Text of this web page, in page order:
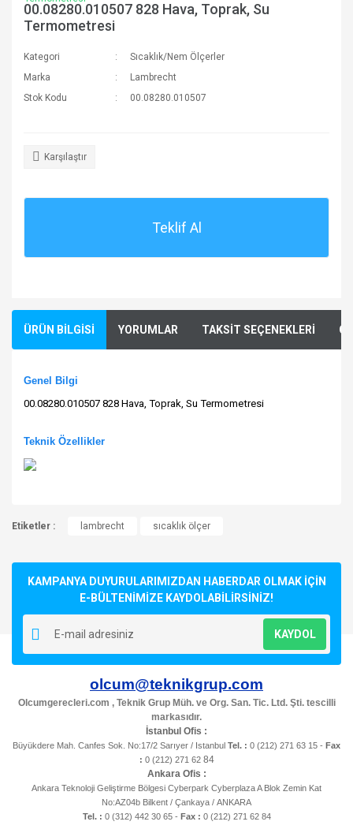
00.08280.010507 828 Hava, Toprak, Su
Termometresi
Kategori
Sıcaklık/Nem Ölçerler
Marka
Lambrecht
Stok Kodu
00.08280.010507
Karşılaştır
Teklif Al
ÜRÜN BİLGİSİ YORUMLAR TAKSİT SEÇENEKLERİ
Genel Bilgi
00.08280.010507 828 Hava, Toprak, Su Termometresi
Teknik Özellikler
Bu ürüne ilk yorumu siz yapın!
Yorum Yaz
konularda yetersiz gördüğünüz noktaları öneri formunu
Ürün resmi kalitesiz, bozuk veya görüntülenemiyor.
Ürün bilgilerinde hatalar bulunuyor.
Ürün fiyatı diğer sitelerden daha pahalı.
Bu ürüne benzer farklı alternatifler olmalı.
Gönder
Etiketler : lambrecht sıcaklık ölçer
KAMPANYA DUYURULARIMIZDAN HABERDAR OLMAK İÇİN
E-BÜLTENİMİZE KAYDOLABİLİRSİNİZ!
KAYDOL
olcum@teknikgrup.com
Olcumgerecleri.com , Teknik Grup Müh. ve Org. San. Tic. Ltd. Şti. tescilli
markasıdır.
İstanbul Ofis :
Büyükdere Mah. Canfes Sok. No:17/2 Sarıyer / Istanbul Tel. : 0 (212) 271 63 15 - Fax
: 0 (212) 271 6284
Ankara Ofis :
Ankara Teknoloji Geliştirme Bölgesi Cyberpark Cyberplaza A Blok Zemin Kat
No:AZ04b Bilkent / Çankaya / ANKARA
Tel. : 0 (312) 442 30 65 - Fax : 0 (212) 271 62 84